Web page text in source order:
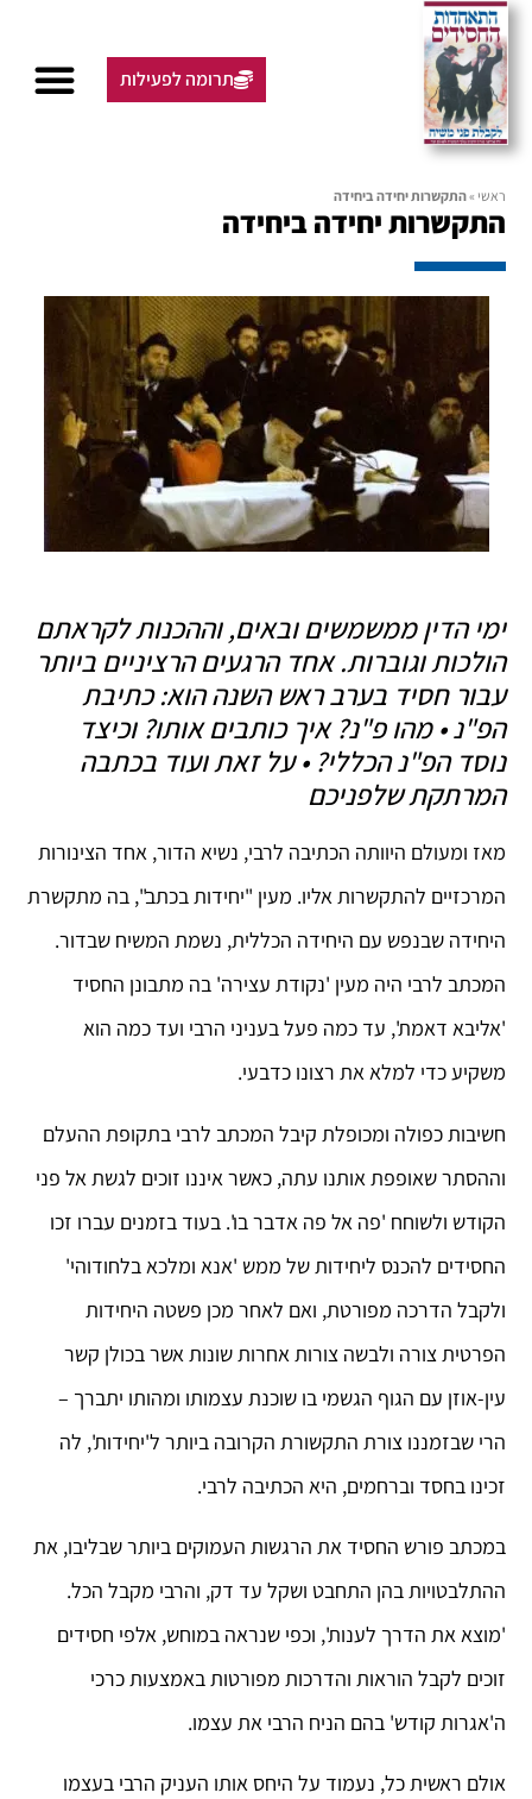
תרומה לפעילות
ראשי »התקשרות יחידה ביחידה
התקשרות יחידה ביחידה
ימי הדין ממשמשים ובאים, וההכנות לקראתם
הולכות וגוברות. אחד הרגעים הרציניים ביותר
עבור חסיד בערב ראש השנה הוא: כתיבת
הפ"נ • מהו פ"נ? איך כותבים אותו? וכיצד
נוסד הפ"נ הכללי? • על זאת ועוד בכתבה
המרתקת שלפניכם
מאז ומעולם היוותה הכתיבה לרבי, נשיא הדור, אחד הצינורות
המרכזיים להתקשרות אליו. מעין "יחידות בכתב", בה מתקשרת
היחידה שבנפש עם היחידה הכללית, נשמת המשיח שבדור.
המכתב לרבי היה מעין 'נקודת עצירה' בה מתבונן החסיד
'אליבא דאמת', עד כמה פעל בעניני הרבי ועד כמה הוא
משקיע כדי למלא את רצונו כדבעי.
חשיבות כפולה ומכופלת קיבל המכתב לרבי בתקופת ההעלם
וההסתר שאופפת אותנו עתה, כאשר איננו זוכים לגשת אל פני
הקודש ולשוחח 'פה אל פה אדבר בו'. בעוד בזמנים עברו זכו
החסידים להכנס ליחידות של ממש 'אנא ומלכא בלחודוהי'
ולקבל הדרכה מפורטת, ואם לאחר מכן פשטה היחידות
הפרטית צורה ולבשה צורות אחרות שונות אשר בכולן קשר
עין-אוזן עם הגוף הגשמי בו שוכנת עצמותו ומהותו יתברך –
הרי שבזמננו צורת התקשורת הקרובה ביותר ל'יחידות', לה
זכינו בחסד וברחמים, היא הכתיבה לרבי.
במכתב פורש החסיד את הרגשות העמוקים ביותר שבליבו, את
ההתלבטויות בהן התחבט ושקל עד דק, והרבי מקבל הכל.
'מוצא את הדרך לענות', וכפי שנראה במוחש, אלפי חסידים
זוכים לקבל הוראות והדרכות מפורטות באמצעות כרכי
ה'אגרות קודש' בהם הניח הרבי את עצמו.
אולם ראשית כל, נעמוד על היחס אותו העניק הרבי בעצמו